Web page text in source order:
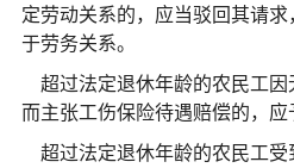
定劳动关系的，应当驳回其请
于劳务关系。
超过法定退休年龄的农民工因
而主张工伤保险待遇赔偿的，应
超过法定退休年龄的农民工